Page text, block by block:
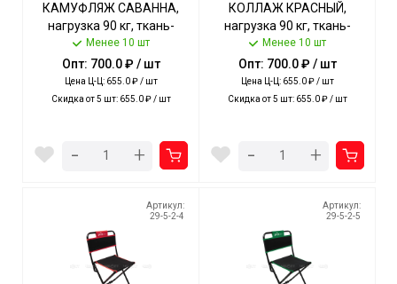
КАМУФЛЯЖ САВАННА,
нагрузка 90 кг, ткань-
водоотталкив. пропитка
арт. ПС2/КС NIKA [5]
Менее 10 шт
Опт: 700.0 ₽ / шт
Цена Ц-Ц: 655.0 ₽ / шт
Скидка от 5 шт: 655.0 ₽ / шт
- +
КОЛЛАЖ КРАСНЫЙ,
нагрузка 90 кг, ткань-
водоотталкив. пропитка
арт. ПС2/КК NIKA [5]
Менее 10 шт
Опт: 700.0 ₽ / шт
Цена Ц-Ц: 655.0 ₽ / шт
Скидка от 5 шт: 655.0 ₽ / шт
- +
Артикул:
29-5-2-4
Артикул:
29-5-2-5